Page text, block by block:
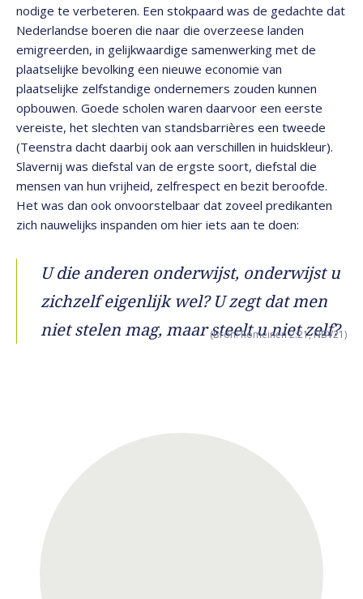
nodige te verbeteren. Een stokpaard was de gedachte dat
Nederlandse boeren die naar die overzeese landen
emigreerden, in gelijkwaardige samenwerking met de
plaatselijke bevolking een nieuwe economie van
plaatselijke zelfstandige ondernemers zouden kunnen
opbouwen. Goede scholen waren daarvoor een eerste
vereiste, het slechten van standsbarrières een tweede
(Teenstra dacht daarbij ook aan verschillen in huidskleur).
Slavernij was diefstal van de ergste soort, diefstal die
mensen van hun vrijheid, zelfrespect en bezit beroofde.
Het was dan ook onvoorstelbaar dat zoveel predikanten
zich nauwelijks inspanden om hier iets aan te doen:
U die anderen onderwijst, onderwijst u
zichzelf eigenlijk wel? U zegt dat men
niet stelen mag, maar steelt u niet zelf?
(Bron: Romeinen 2:21, NBV21)